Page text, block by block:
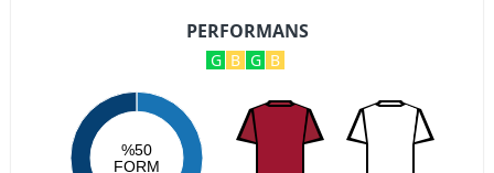
PERFORMANS
G B G B
%50
FORM